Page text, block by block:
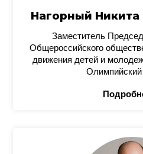
Нагорный
Заместитель
Общероссийского
движения детей и